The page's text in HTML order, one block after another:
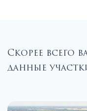
Скорее всего
данные